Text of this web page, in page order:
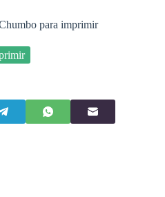
para imprimir